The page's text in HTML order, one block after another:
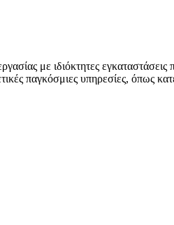
με ιδιόκτητες
παγκόσμιες υπηρεσίες, όπως